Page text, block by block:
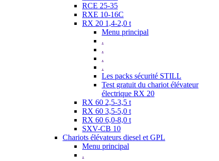
RCE 25-35
RXE 10-16C
RX 20 1,4-2,0 t
Menu principal
.
.
.
.
Les packs sécurité STILL
Test gratuit du chariot élévateur
électrique RX 20
RX 60 2,5-3,5 t
RX 60 3,5-5,0 t
RX 60 6,0-8,0 t
SXV-CB 10
Chariots élévateurs diesel et GPL
Menu principal
.